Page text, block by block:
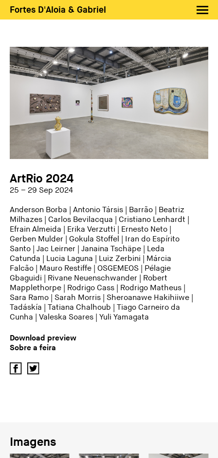
Fortes D'Aloia & Gabriel
Exposições
Feiras
Shop FDAG
Busca
PT EN
ArtRio 2024
25 – 29 Sep 2024
Anderson Borba Antonio Társis Barrão
Beatriz
Milhazes | Carlos Bevilacqua | Cristiano Lenhardt
Efrain Almeida
Erika Verzutti Ernesto Neto
Gerben Mulder
Gokula Stoffel
Iran do Espírito
Santo | Jac Leirner | Janaina Tschäpe
Leda
Catunda
Lucia Laguna Luiz Zerbini
Márcia
Falcão
Mauro Restiffe OSGEMEOS
Pélagie
Gbaguidi
Rivane Neuenschwander
Robert
Mapplethorpe
Rodrigo Cass Rodrigo Matheus
Sara Ramo | Sarah Morris Sheroanawe Hakihiiwe
Tadáskía
Tatiana Chalhoub
Tiago Carneiro da
Cunha
Valeska Soares Yuli Yamagata
Download preview
Sobre a feira
Imagens